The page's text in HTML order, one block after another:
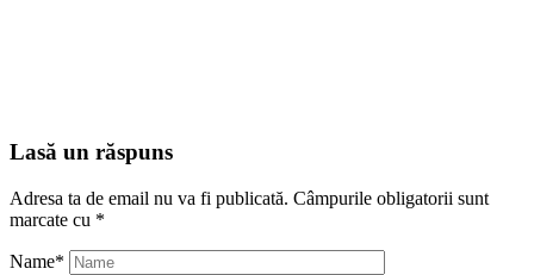
Lasă un răspuns
Adresa ta de email nu va fi publicată. Câmpurile obligatorii sunt
marcate cu *
Name*